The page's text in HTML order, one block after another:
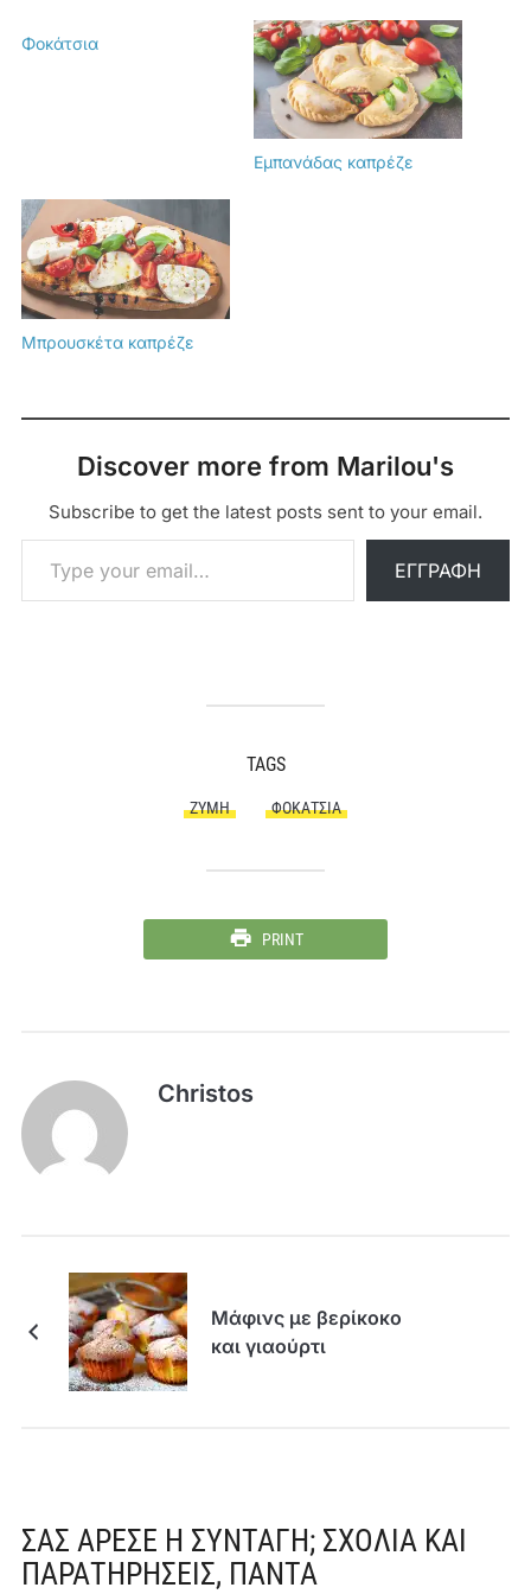
Φοκάτσια
Εμπανάδας καπρέζε
Μπρουσκέτα καπρέζε
Discover more from Marilou's
Subscribe to get the latest posts sent to your email.
Type your email…
ΕΓΓΡΑΦΉ
TAGS
ΖΎΜΗ ΦΟΚΆΤΣΙΑ
PRINT
Christos
Μάφινς με βερίκοκο
και γιαούρτι
ΣΑΣ ΆΡΕΣΕ Η ΣΥΝΤΑΓΉ; ΣΧΌΛΙΑ ΚΑΙ
ΠΑΡΑΤΗΡΉΣΕΙΣ, ΠΆΝΤΑ